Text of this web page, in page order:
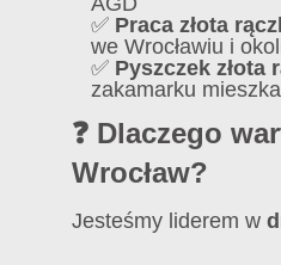
✅ Praca złota
we Wrocławiu i
✅ Pyszczek złota
zakamarku
❓ Dlaczego
Wrocław?
Jesteśmy liderem w